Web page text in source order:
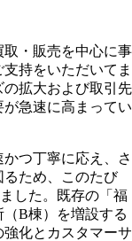
・販売を中心に事
持をいただいてま
拡大および取引先
急速に高まってい
つ丁寧に応え、さ
るため、このたび
した。既存の「福
B棟）を増設する
化とカスタマーサ